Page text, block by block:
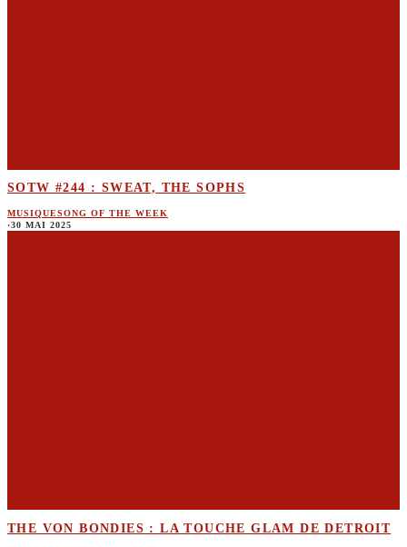
SOTW #244 : SWEAT, THE SOPHS
MUSIQUESONG OF THE WEEK
·30 MAI 2025
THE VON BONDIES : LA TOUCHE GLAM DE DETROIT